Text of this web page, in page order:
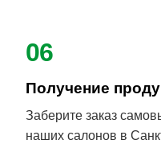
06
Получение
Заберите заказ
наших салонов в